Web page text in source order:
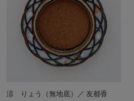
涼 りょう（無地底）／ 友都香